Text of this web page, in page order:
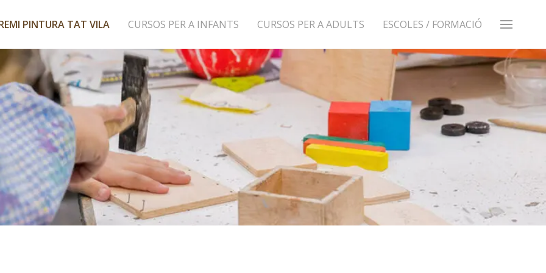
PINTURA TAT VILA CURSOS PER A INFANTS CURSOS PER A ADULTS ESCOLES / FORMACIÓ